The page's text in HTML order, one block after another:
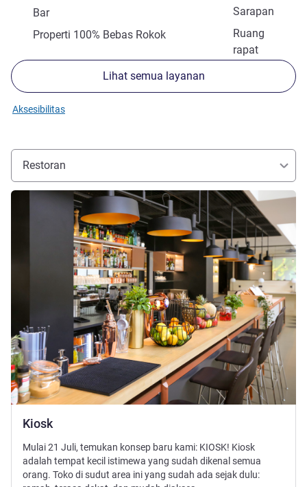
Sarapan
Bar
Ruang
rapat
Properti 100% Bebas Rokok
Lihat semua layanan
Aksesibilitas
Restoran
Kiosk
Lihat detail
Mulai 21 Juli, temukan konsep baru kami: KIOSK! Kiosk
adalah tempat kecil istimewa yang sudah dikenal semua
orang. Toko di sudut area ini yang sudah ada sejak dulu: